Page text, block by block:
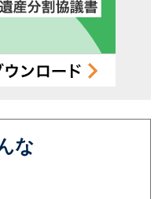
/ 土日祝9:00–18:00
な